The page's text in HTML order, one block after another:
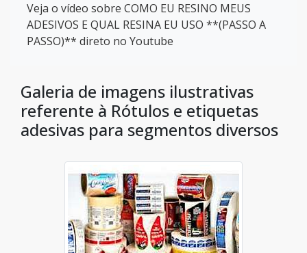
Veja o vídeo sobre COMO EU RESINO MEUS
ADESIVOS E QUAL RESINA EU USO **(PASSO A
PASSO)** direto no Youtube
Galeria de imagens ilustrativas
referente à Rótulos e etiquetas
adesivas para segmentos diversos